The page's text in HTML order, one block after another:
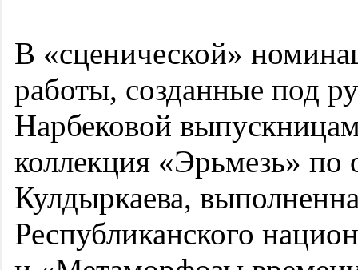
В «сценической»
работы, созданные под
Нарбековой
коллекция «Эрьмезь»
Кулдыркаева,
Республиканского